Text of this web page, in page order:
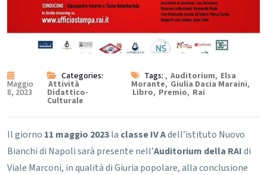
Maggio
8, 2023
Categories:
Attività
Didattico-
Culturale
Tags: , Auditorium, Elsa
Morante, Giulia Dacia Maraini,
Libro, Premio, Rai
Il giorno 11 maggio 2023la classe IV Adell’istituto Nuovo
Bianchi di Napoli sarà presente nell’Auditorium della RAIdi
Viale Marconi, in qualità di Giuria popolare, alla conclusione